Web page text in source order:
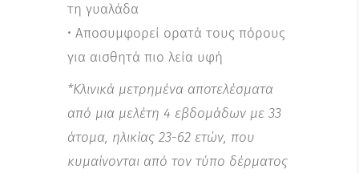
τη γυαλάδα
• Αποσυμφορεί ορατά τους πόρους
για αισθητά πιο λεία υφή
*Κλινικά μετρημένα αποτελέσματα
από μια μελέτη 4 εβδομάδων με 33
άτομα, ηλικίας 23-62 ετών, που
κυμαίνονται από τον τύπο δέρματος